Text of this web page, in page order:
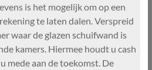
is het mogelijk om op een
te laten dalen. Verspreid
waar de glazen schuifwand is
kamers. Hiermee houdt u cash
mede aan de toekomst. De